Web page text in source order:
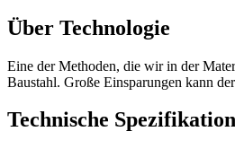
Über Technologie
Eine der Methoden, die wir in der
Baustahl. Große Einsparungen kann
Technische